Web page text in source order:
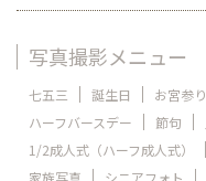
写真撮影メニュー
七五三 誕生日 お宮参り
ハーフバースデー
節句
1/2成人式（ハーフ成人式）